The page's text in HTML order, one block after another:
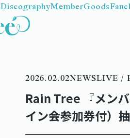
DiscographyMemberGoods
2026.02.02NEWSLIVE /
Rain Tree 『メン
イン会参加券付）